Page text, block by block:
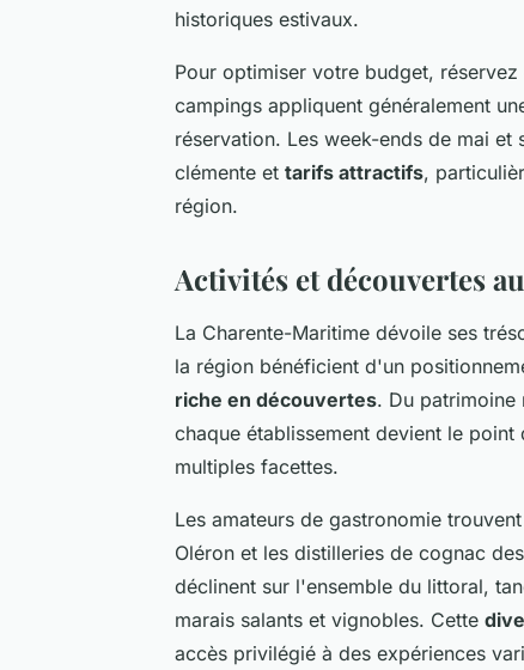
historiques estivaux.
Pour optimiser votre budget,
campings appliquent généralement
réservation. Les week-ends de mai
clémente et tarifs attractifs,
région.
Activités et découvertes
La Charente-Maritime dévoile ses
la région bénéficient d'un
riche en découvertes. Du patrimoine
chaque établissement devient le
multiples facettes.
Les amateurs de gastronomie
Oléron et les distilleries de cognac
déclinent sur l'ensemble du littoral,
marais salants et vignobles. Cette
accès privilégié à des expériences